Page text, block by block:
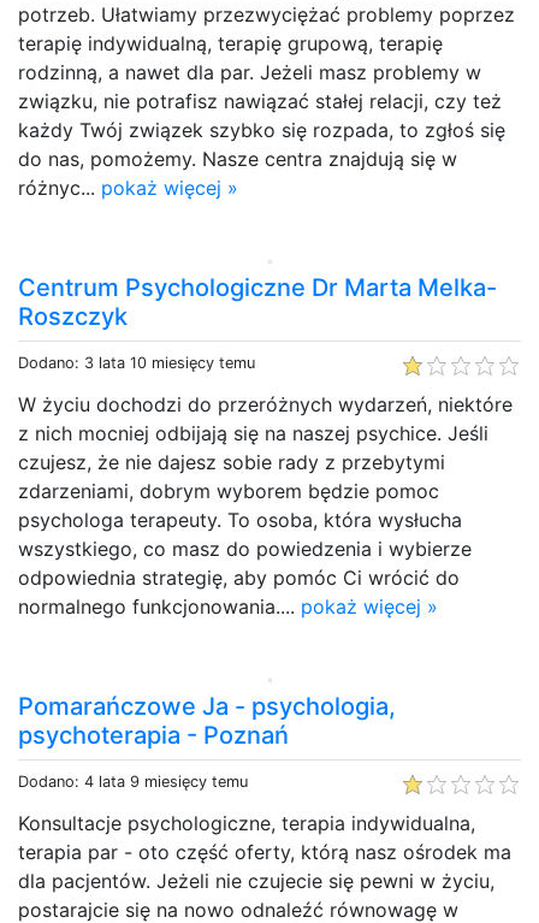
potrzeb. Ułatwiamy przezwyciężać problemy poprzez
terapię indywidualną, terapię grupową, terapię
rodzinną, a nawet dla par. Jeżeli masz problemy w
związku, nie potrafisz nawiązać stałej relacji, czy też
każdy Twój związek szybko się rozpada, to zgłoś się
do nas, pomożemy. Nasze centra znajdują się w
różnyc... pokaż więcej »
Centrum Psychologiczne Dr Marta Melka-
Roszczyk
Dodano: 3 lata 10 miesięcy temu
W życiu dochodzi do przeróżnych wydarzeń, niektóre
z nich mocniej odbijają się na naszej psychice. Jeśli
czujesz, że nie dajesz sobie rady z przebytymi
zdarzeniami, dobrym wyborem będzie pomoc
psychologa terapeuty. To osoba, która wysłucha
wszystkiego, co masz do powiedzenia i wybierze
odpowiednia strategię, aby pomóc Ci wrócić do
normalnego funkcjonowania.... pokaż więcej »
Pomarańczowe Ja - psychologia,
psychoterapia - Poznań
Dodano: 4 lata 9 miesięcy temu
Konsultacje psychologiczne, terapia indywidualna,
terapia par - oto część oferty, którą nasz ośrodek ma
dla pacjentów. Jeżeli nie czujecie się pewni w życiu,
postarajcie się na nowo odnaleźć równowagę w